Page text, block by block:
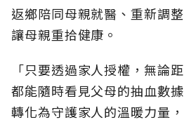
返鄉陪同母親就醫、重新調
讓母親重拾健康。
「只要透過家人授權，無論
都能隨時看見父母的抽血數
轉化為守護家人的溫暖力量